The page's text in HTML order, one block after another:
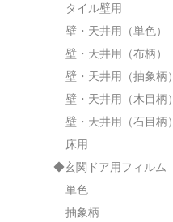
タイル壁用
壁・天井用（単色）
壁・天井用（布柄）
壁・天井用（抽象柄）
壁・天井用（木目柄）
壁・天井用（石目柄）
床用
◆玄関ドア用フィルム
単色
抽象柄